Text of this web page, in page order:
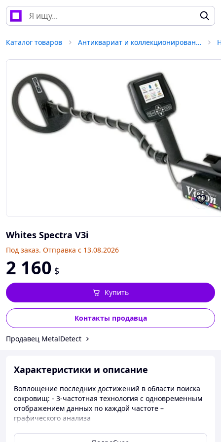
Каталог товаров Антиквариат и коллекционирование
Whites Spectra V3i
Под заказ. Отправка с 13.08.2026
2 160 $
Контакты продавца
Купить
Продавец MetalDetect
Характеристики и описание
Воплощение последних достижений в области поиска
сокровищ: - 3-частотная технология с одновременным
отображением данных по каждой частоте –
графического анализа
Программы